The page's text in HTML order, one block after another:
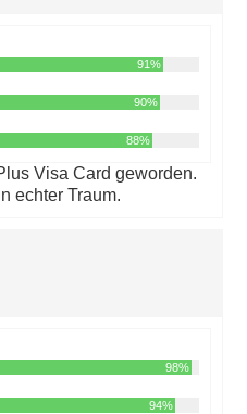
91%
90%
88%
Visa Card geworden.
echter Traum.
98%
94%